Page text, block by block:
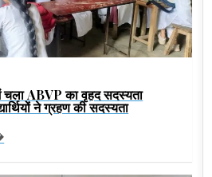
चला ABVP का वृहद सदस्यता
ने ग्रहण की सदस्यता